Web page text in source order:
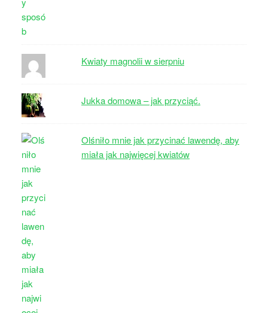
Kwiaty magnolii w sierpniu
Jukka domowa – jak przyciąć.
Olśniło mnie jak przycinać lawendę, aby
miała jak najwięcej kwiatów